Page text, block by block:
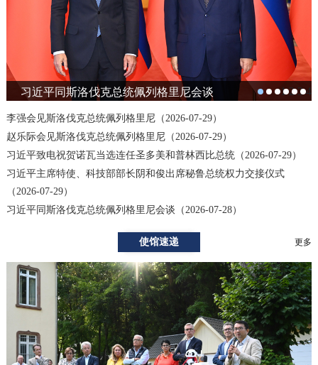
习近平同斯洛伐克总统佩列格里尼会谈 1 2 3 4
李强会见斯洛伐克总统佩列格里尼（2026-07-29）
赵乐际会见斯洛伐克总统佩列格里尼（2026-07-29）
习近平致电祝贺诺瓦当选连任圣多美和普林西比总统（2026-07-29）
习近平主席特使、科技部部长阴和俊出席秘鲁总统权力交接仪式
（2026-07-29）
习近平同斯洛伐克总统佩列格里尼会谈（2026-07-28）
使馆速递 更多